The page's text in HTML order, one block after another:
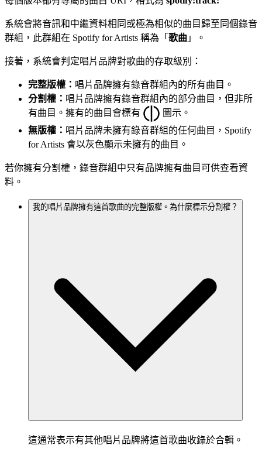
系統會將音訊和中繼資料相同或極為相似的曲目歸至同個錄音
群組，此群組在 Spotify for Artists 稱為「 歌曲 」。
接著，系統會判定唱片品牌對歌曲的存取級別：
完整版權： 唱片品牌擁有錄音群組內的所有曲目。
分割權： 唱片品牌擁有錄音群組內的部分曲目，但非所
有曲目。擁有的曲目會標有
圖示。
無版權： 唱片品牌未擁有錄音群組的任何曲目，Spotify
for Artists 會以灰色顯示未擁有的曲目。
若你擁有分割權，錄音群組中只有品牌擁有曲目可供查看資
料。
我的唱片品牌擁有這首歌曲的完整版權。為什麼標示分割權？
這通常表示有其他唱片品牌將這首歌曲收錄於合輯。